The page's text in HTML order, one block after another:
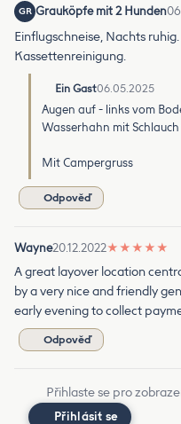
GR Grauköpfe mit 2 Hunden
Einflugschneise, Nachts
Kassettenreinigung.
Ein Gast06.05.2025
Augen auf - links vom
Wasserhahn mit
Mit Campergruss
Odpověď
Wayne20.12.2022★ ★ ★ ★ ★
A great layover location
by a very nice and friendly
early evening to collect
Odpověď
Přihlaste se pro
Přihlásit se